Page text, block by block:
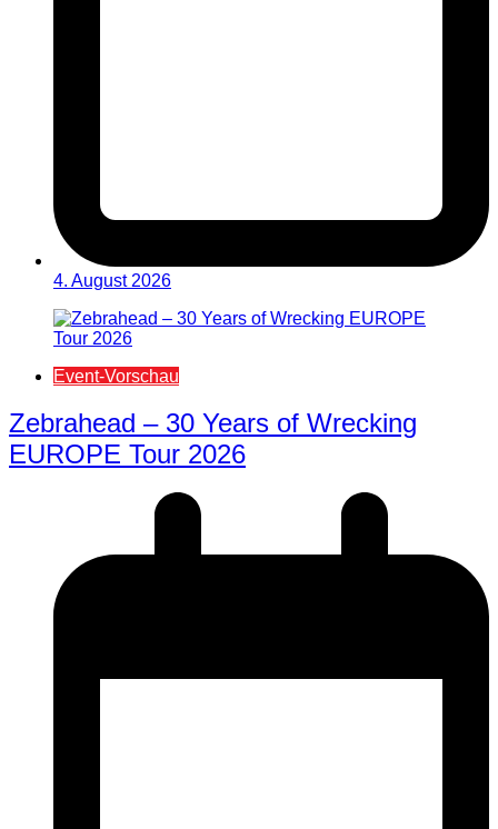
4. August 2026
Event-Vorschau
Zebrahead – 30 Years of Wrecking
EUROPE Tour 2026